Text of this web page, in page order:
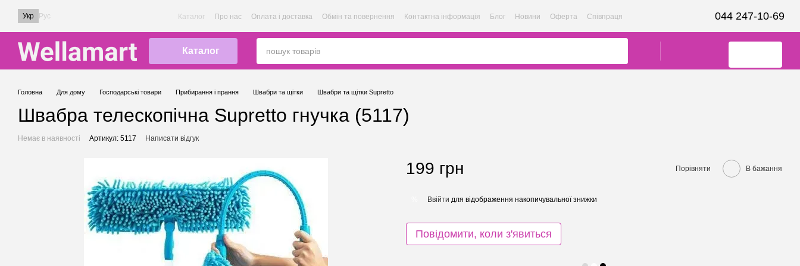
Перейти до основного контенту
Укр Рус Каталог Про нас Оплата і доставка Обмін та повернення Контактна інформація Блог Новини Оферта Співпраця 044 247-10-69
Каталог
Головна Для дому Господарські товари Прибирання і прання Швабри та щітки Швабри та щітки Supretto
Швабра телескопічна Supretto гнучка (5117)
Немає в наявності Артикул: 5117 Написати відгук
199 грн Порівняти В бажання
Ввійти для відображення накопичувальної знижки
Повідомити, коли з'явиться